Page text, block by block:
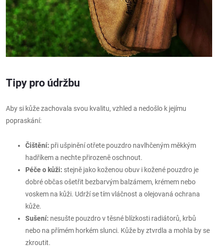
Tipy pro údržbu
Aby si kůže zachovala svou kvalitu, vzhled a nedošlo k jejímu
popraskání:
Čištění: při ušpinění otřete pouzdro navlhčeným měkkým
hadříkem a nechte přirozeně oschnout.
Péče o kůži: stejně jako koženou obuv i kožené pouzdro je
dobré občas ošetřit bezbarvým balzámem, krémem nebo
voskem na kůži. Udrží se tím vláčnost a olejovaná ochrana
kůže.
Sušení: nesušte pouzdro v těsné blízkosti radiátorů, krbů
nebo na přímém horkém slunci. Kůže by ztvrdla a mohla by se
zkroutit.